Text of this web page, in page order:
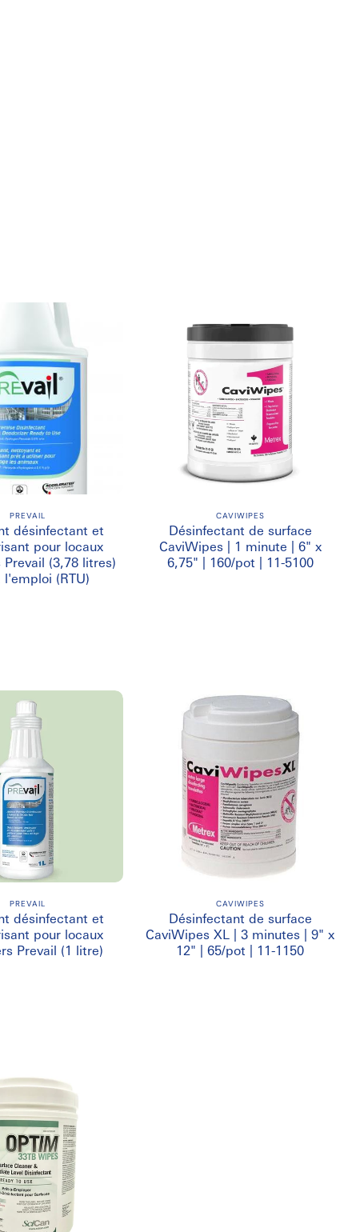
PREVAIL
désinfectant et
pour locaux
(3,78 litres)
l'emploi (RTU)
CAVIWIPES
Désinfectant de surface
CaviWipes | 1 minute | 6" x
6,75" | 160/pot | 11-5100
PREVAIL
désinfectant et
pour locaux
Prevail (1 litre)
CAVIWIPES
Désinfectant de surface
CaviWipes XL | 3 minutes | 9" x
12" | 65/pot | 11-1150